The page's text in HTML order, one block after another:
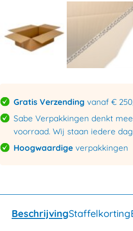
Gratis Verzending vanaf €
Sabe Verpakkingen denkt
voorraad. Wij staan iedere
Hoogwaardige verpakkingen
BeschrijvingStaffelkorting